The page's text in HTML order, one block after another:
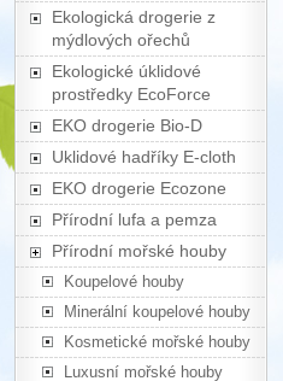
Ekologická drogerie z
mýdlových ořechů
Ekologické úklidové
prostředky EcoForce
EKO drogerie Bio-D
Uklidové hadříky E-cloth
EKO drogerie Ecozone
Přírodní lufa a pemza
Přírodní mořské houby
Koupelové houby
Minerální koupelové houby
Kosmetické mořské houby
Luxusní mořské houby